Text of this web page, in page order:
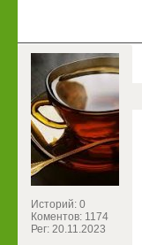
Историй: 0
Коментов: 1174
Рег: 20.11.2023